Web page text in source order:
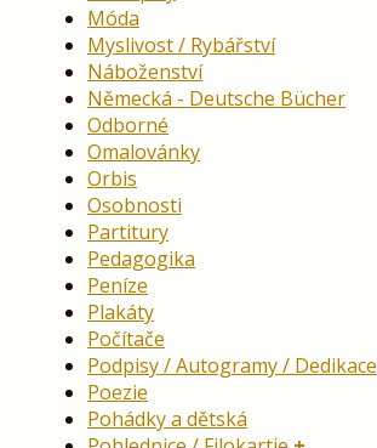
Móda
Myslivost / Rybářství
Náboženství
Německá - Deutsche Bücher
Odborné
Omalovánky
Orbis
Osobnosti
Partitury
Pedagogika
Peníze
Plakáty
Počítače
Podpisy / Autogramy / Dedikace
Poezie
Pohádky a dětská